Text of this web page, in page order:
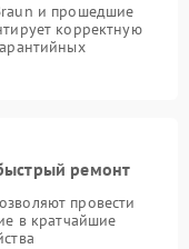
и прошедшие
корректную
ремонт
провести
в кратчайшие